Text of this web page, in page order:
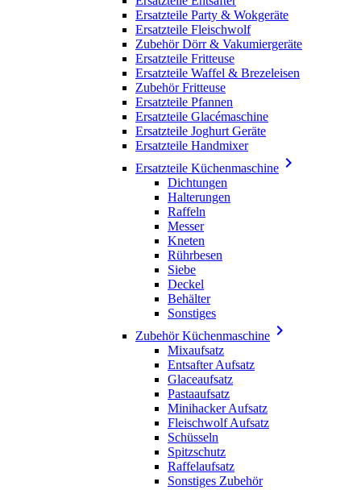
Ersatzteile Party & Wokgeräte
Ersatzteile Fleischwolf
Zubehör Dörr & Vakumiergeräte
Ersatzteile Fritteuse
Ersatzteile Waffel & Brezeleisen
Zubehör Fritteuse
Ersatzteile Pfannen
Ersatzteile Glacémaschine
Ersatzteile Joghurt Geräte
Ersatzteile Handmixer
Ersatzteile Küchenmaschine 
Dichtungen
Halterungen
Raffeln
Messer
Kneten
Rührbesen
Siebe
Deckel
Behälter
Sonstiges
Zubehör Küchenmaschine 
Mixaufsatz
Entsafter Aufsatz
Glaceaufsatz
Pastaaufsatz
Minihacker Aufsatz
Fleischwolf Aufsatz
Schüsseln
Spitzschutz
Raffelaufsatz
Sonstiges Zubehör